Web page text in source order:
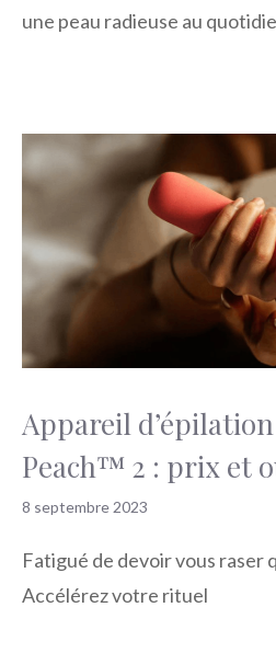
une peau radieuse au
Appareil d’épilation
Peach™ 2 : prix et
8 septembre 2023
Fatigué de devoir vous raser
Accélérez votre rituel